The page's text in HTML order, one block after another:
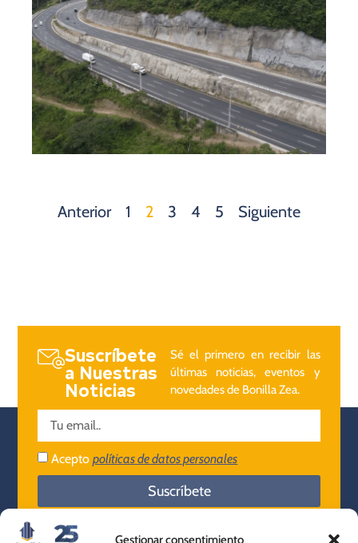
Gestionar consentimiento
Anterior 1 2 3 4 5 Siguiente
Suscríbete
a Nuestras
Noticias
Sé el primero en recibir las
últimas noticias, eventos y
novedades de Bonilla Zea.
Aceptopolíticas de datos personales
Suscríbete